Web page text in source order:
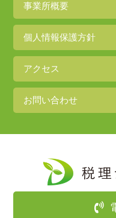
事業所概要
個人情報保護方針
アクセス
お問い合わせ